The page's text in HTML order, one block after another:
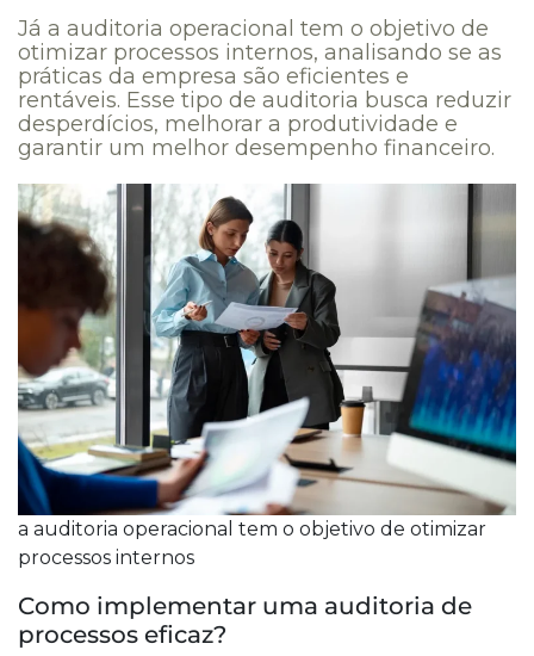
Já a auditoria operacional tem o objetivo de
otimizar processos internos, analisando se as
práticas da empresa são eficientes e
rentáveis. Esse tipo de auditoria busca reduzir
desperdícios, melhorar a produtividade e
garantir um melhor desempenho financeiro.
a auditoria operacional tem o objetivo de otimizar
processos internos
Como implementar uma auditoria de
processos eficaz?